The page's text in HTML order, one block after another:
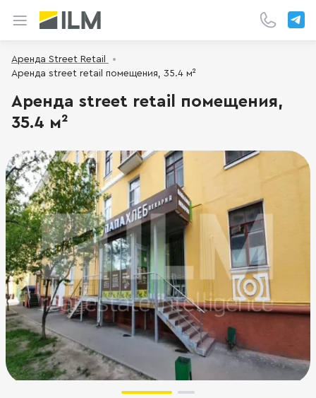
Аренда Street Retail
Аренда street retail помещения, 35.4 м²
Аренда street retail помещения,
35.4 м²